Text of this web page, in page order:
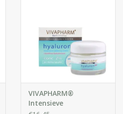
VIVAPHARM®
Intensieve